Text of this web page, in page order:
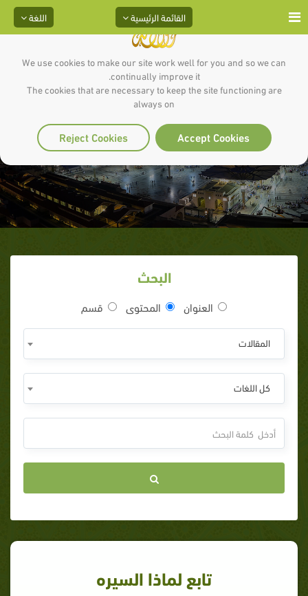
We use cookies to make our site work well for you and so we can
continually improve it.
The cookies that are necessary to keep the site functioning are
always on
Accept Cookies
Reject Cookies
اللغة القائمة الرئيسية
تابع لماذا السيره
البحث
العنوان المحتوى قسم
المقالات
كل اللغات
تابع لماذا السيره